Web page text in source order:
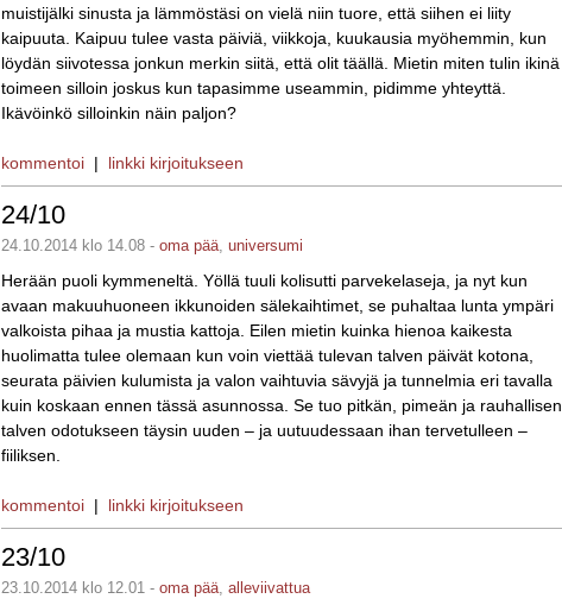
muistijälki sinusta ja lämmöstäsi on vielä niin tuore, että siihen ei liity
kaipuuta. Kaipuu tulee vasta päiviä, viikkoja, kuukausia myöhemmin, kun
löydän siivotessa jonkun merkin siitä, että olit täällä. Mietin miten tulin ikinä
toimeen silloin joskus kun tapasimme useammin, pidimme yhteyttä.
Ikävöinkö silloinkin näin paljon?
kommentoi| linkki kirjoitukseen
24/10
24.10.2014 klo 14.08 - oma pää, universumi
Herään puoli kymmeneltä. Yöllä tuuli kolisutti parvekelaseja, ja nyt kun
avaan makuuhuoneen ikkunoiden sälekaihtimet, se puhaltaa lunta ympäri
valkoista pihaa ja mustia kattoja. Eilen mietin kuinka hienoa kaikesta
huolimatta tulee olemaan kun voin viettää tulevan talven päivät kotona,
seurata päivien kulumista ja valon vaihtuvia sävyjä ja tunnelmia eri tavalla
kuin koskaan ennen tässä asunnossa. Se tuo pitkän, pimeän ja rauhallisen
talven odotukseen täysin uuden – ja uutuudessaan ihan tervetulleen –
fiiliksen.
kommentoi| linkki kirjoitukseen
23/10
23.10.2014 klo 12.01 - oma pää, alleviivattua